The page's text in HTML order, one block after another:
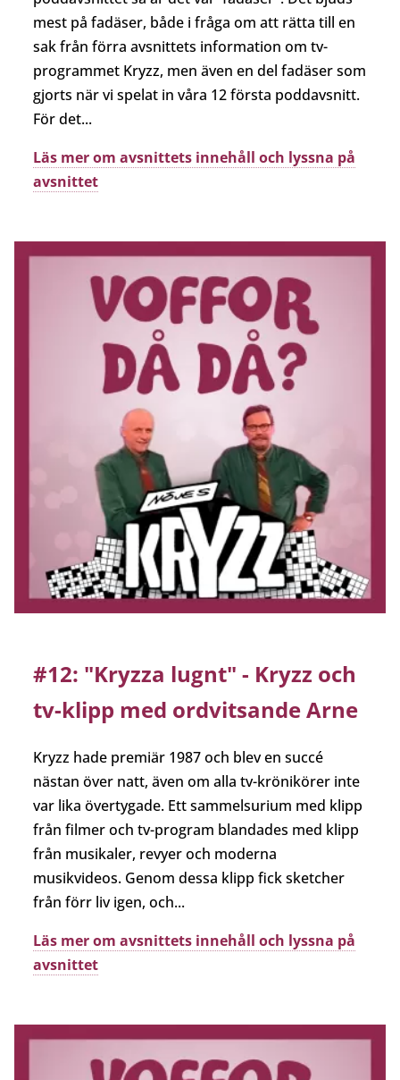
mest på fadäser, både i fråga om att rätta till en
sak från förra avsnittets information om tv-
programmet Kryzz, men även en del fadäser som
gjorts när vi spelat in våra 12 första poddavsnitt.
För det...
Läs mer om avsnittets innehåll och lyssna på
avsnittet
#12: "Kryzza lugnt" - Kryzz och
tv-klipp med ordvitsande Arne
Kryzz hade premiär 1987 och blev en succé
nästan över natt, även om alla tv-krönikörer inte
var lika övertygade. Ett sammelsurium med klipp
från filmer och tv-program blandades med klipp
från musikaler, revyer och moderna
musikvideos. Genom dessa klipp fick sketcher
från förr liv igen, och...
Läs mer om avsnittets innehåll och lyssna på
avsnittet